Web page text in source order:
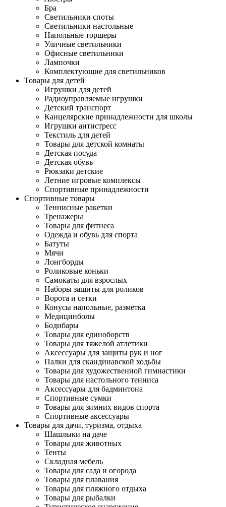
Бра
Светильники споты
Светильники настольные
Напольные торшеры
Уличные светильники
Офисные светильники
Лампочки
Комплектующие для светильников
Товары для детей
Игрушки для детей
Радиоуправляемые игрушки
Детский транспорт
Канцелярские принадлежности для школы
Игрушки антистресс
Текстиль для детей
Товары для детской комнаты
Детская посуда
Детская обувь
Рюкзаки детские
Летние игровые комплексы
Спортивные принадлежности
Спортивные товары
Теннисные ракетки
Тренажеры
Товары для фитнеса
Одежда и обувь для спорта
Батуты
Мячи
Лонгборды
Роликовые коньки
Самокаты для взрослых
Наборы защиты для роликов
Ворота и сетки
Конусы напольные, разметка
Медицинболы
Бодибары
Товары для единоборств
Товары для тяжелой атлетики
Аксессуары для защиты рук и ног
Палки для скандинавской ходьбы
Товары для художественной гимнастики
Товары для настольного тенниса
Аксессуары для бадминтона
Спортивные сумки
Товары для зимних видов спорта
Спортивные аксессуары
Товары для дачи, туризма, отдыха
Шашлыки на даче
Товары для животных
Тенты
Складная мебель
Товары для сада и огорода
Товары для плавания
Товары для пляжного отдыха
Товары для рыбалки